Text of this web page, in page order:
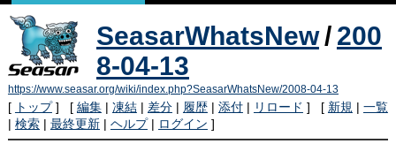
SeasarWhatsNew/ 200
8-04-13
https://www.seasar.org/wiki/index.php?SeasarWhatsNew/2008-04-13
[ トップ] [ 編集| 凍結| 差分| 履歴| 添付| リロード ] [ 新規 | 一覧
| 検索| 最終更新| ヘルプ| ログイン ]